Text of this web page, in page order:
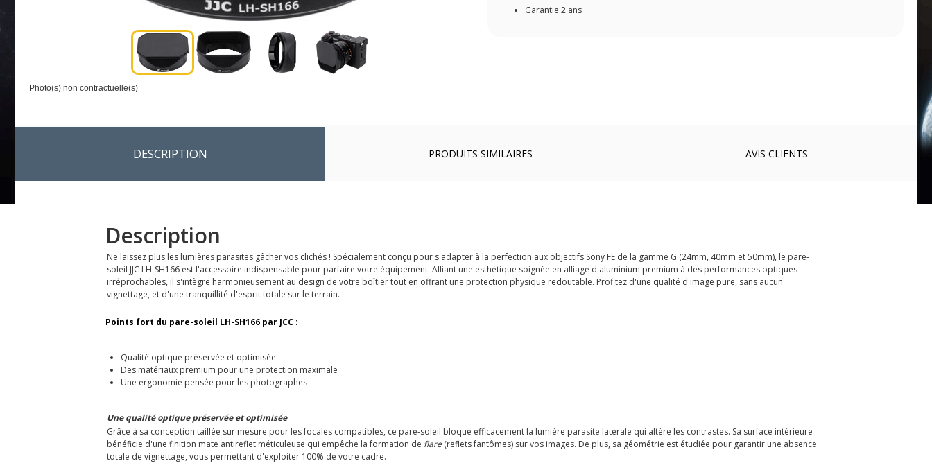
Photo(s) non contractuelle(s)
Garantie 2 ans
DESCRIPTION PRODUITS SIMILAIRES AVIS CLIENTS
Description
Ne laissez plus les lumières parasites gâcher vos clichés ! Spécialement conçu pour s'adapter à la perfection aux objectifs Sony FE de la gamme G (24mm, 40mm et 50mm), le pare-
soleil JJC LH-SH166 est l'accessoire indispensable pour parfaire votre équipement. Alliant une esthétique soignée en alliage d'aluminium premium à des performances optiques
irréprochables, il s'intègre harmonieusement au design de votre boîtier tout en offrant une protection physique redoutable. Profitez d'une qualité d'image pure, sans aucun
vignettage, et d'une tranquillité d'esprit totale sur le terrain.
Points fort du pare-soleil LH-SH166 par JCC :
Qualité optique préservée et optimisée
Des matériaux premium pour une protection maximale
Une ergonomie pensée pour les photographes
Une qualité optique préservée et optimisée
Grâce à sa conception taillée sur mesure pour les focales compatibles, ce pare-soleil bloque efficacement la lumière parasite latérale qui altère les contrastes. Sa surface intérieure
bénéficie d'une finition mate antireflet méticuleuse qui empêche la formation de flare (reflets fantômes) sur vos images. De plus, sa géométrie est étudiée pour garantir une absence
totale de vignettage, vous permettant d'exploiter 100% de votre cadre.